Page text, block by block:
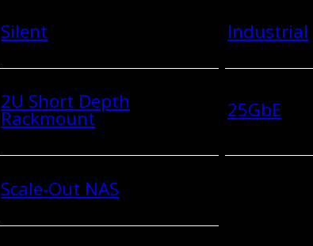
Silent Industrial
2U Short Depth
Rackmount 25GbE
Scale-Out NAS